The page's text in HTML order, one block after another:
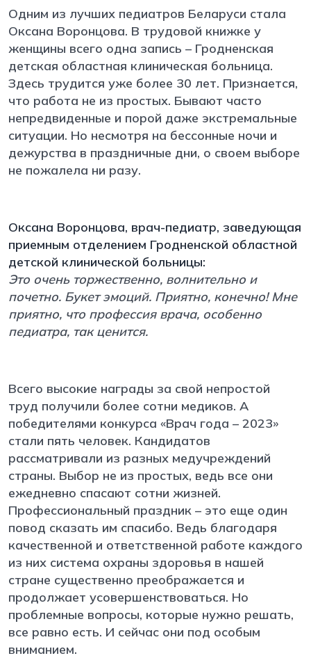
Одним из лучших педиатров Беларуси стала
Оксана Воронцова. В трудовой книжке у
женщины всего одна запись – Гродненская
детская областная клиническая больница.
Здесь трудится уже более 30 лет. Признается,
что работа не из простых. Бывают часто
непредвиденные и порой даже экстремальные
ситуации. Но несмотря на бессонные ночи и
дежурства в праздничные дни, о своем выборе
не пожалела ни разу.
Оксана Воронцова, врач-педиатр, заведующая
приемным отделением Гродненской областной
детской клинической больницы:
Это очень торжественно, волнительно и
почетно. Букет эмоций. Приятно, конечно! Мне
приятно, что профессия врача, особенно
педиатра, так ценится.
Всего высокие награды за свой непростой
труд получили более сотни медиков. А
победителями конкурса «Врач года – 2023»
стали пять человек. Кандидатов
рассматривали из разных медучреждений
страны. Выбор не из простых, ведь все они
ежедневно спасают сотни жизней.
Профессиональный праздник – это еще один
повод сказать им спасибо. Ведь благодаря
качественной и ответственной работе каждого
из них система охраны здоровья в нашей
стране существенно преображается и
продолжает усовершенствоваться. Но
проблемные вопросы, которые нужно решать,
все равно есть. И сейчас они под особым
вниманием.